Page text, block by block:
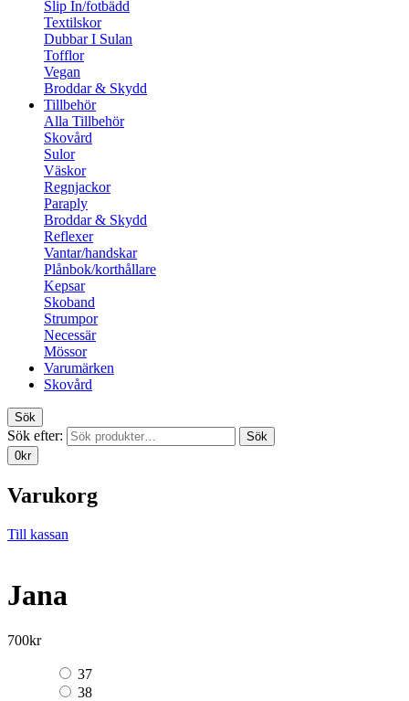
Slip In/fotbädd
Textilskor
Dubbar I Sulan
Tofflor
Vegan
Broddar & Skydd
Tillbehör
Alla Tillbehör
Skovård
Sulor
Väskor
Regnjackor
Paraply
Broddar & Skydd
Reflexer
Vantar/handskar
Plånbok/korthållare
Kepsar
Skoband
Strumpor
Necessär
Mössor
Varumärken
Skovård
Sök
Sök efter:
Sök
0kr
Varukorg
Till kassan
Jana
700kr
37
38